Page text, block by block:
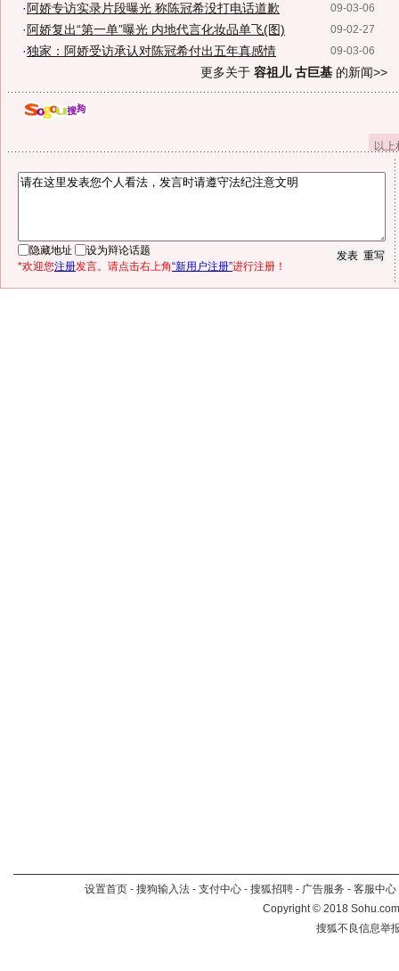
09-03-06
· 阿娇专访实录片段曝光 称陈冠希没打电话道歉
09-02-27
· 阿娇复出“第一单”曝光 内地代言化妆品单飞(图)
09-03-06
·独家：阿娇受访承认对陈冠希付出五年真感情
更多关于 容祖儿 古巨基 的新闻>>
以
隐藏地址
设为辩论话题
*欢迎您注册发言。请点击右上角“新用户注册”进行注册！
设置首页 - 搜狗输入法 - 支付中心 - 搜狐招聘 - 广告服务 - 客服中心
Copyright©2018
搜狐不良信息举